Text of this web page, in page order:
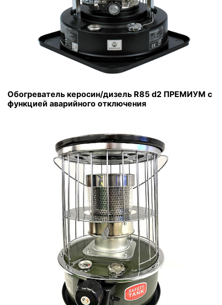
Обогреватель керосин/дизель R85 d2 ПРЕМИУМ с
функцией аварийного отключения